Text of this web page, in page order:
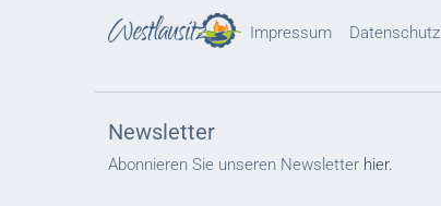
Impressum Datenschutz
Newsletter
Abonnieren Sie unseren Newsletter hier.